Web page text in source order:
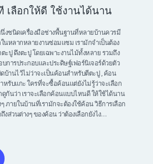
เลือกให้ดี ใช้งานได้นาน
งชนิดเครื่องมือช่างพื้นฐานที่หลายบ้านควรมี
ในหลากหลายงานซ่อมแซม เรามักจำเป็นต้อง
ะปู ดึงตะปู โดยเฉพาะงานไม้ทั้งหลาย รวมถึง
ารประกอบและประดิษฐ์เฟอร์นิเจอร์ด้วยตัว
บ้านไว้ไม่ว่าจะเป็นค้อนสำหรับตีตะปู , ค้อน
หรับแกะ ใครที่จะซื้อค้อนแต่ยังไม่รู้ว่าจะเลือก
ดูกันว่า เราจะเลือกค้อนแบบไหนดี ให้ใช้ได้นาน
ภายในบ้านที่เรามักจะต้องใช้ค้อน วิธีการเลือก
ส่วนต่างๆ ของค้อน ว่าต้องเลือกยังไง…